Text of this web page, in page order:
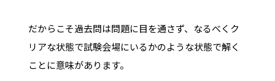
だからこそ過去問は問題に目を通さず、なるべくク
リアな状態で試験会場にいるかのような状態で解く
ことに意味があります。